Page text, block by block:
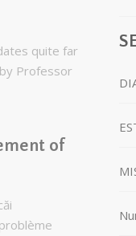
quite far
Professor
of